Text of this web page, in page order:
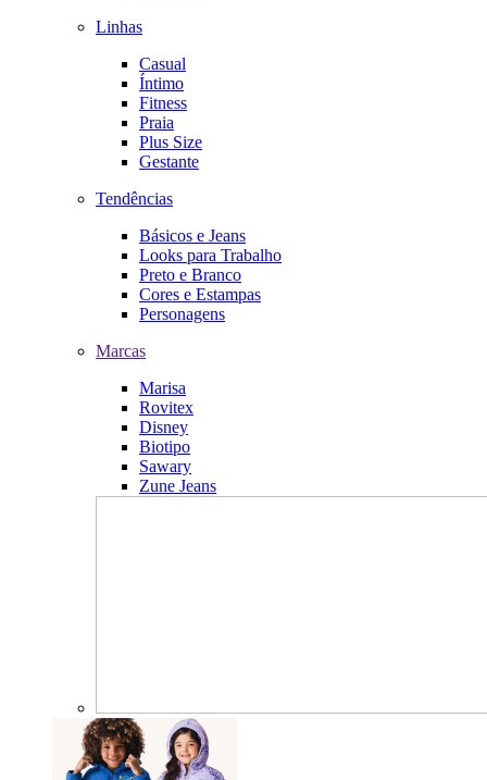
Linhas
Casual
Íntimo
Fitness
Praia
Plus Size
Gestante
Tendências
Básicos e Jeans
Looks para Trabalho
Preto e Branco
Cores e Estampas
Personagens
Marcas
Marisa
Rovitex
Disney
Biotipo
Sawary
Zune Jeans